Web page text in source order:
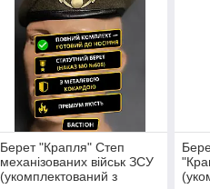
Берет "Крапля" Степ
механізованих військ ЗСУ
(укомплектований з